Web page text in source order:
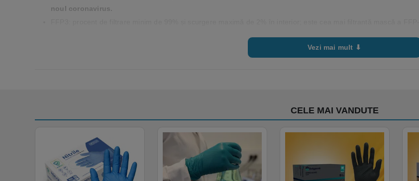
noul coronavirus.
vamali, factorilor postali sau alte categorii de personal care intră in contact cu persoane cu potential de infectare.
Purtati masca chirurgicala o singura data, pentru maxim 4 ore, dupa care o aruncati
Recomandam ca mastile nefolosite sa fie pastrate in ambalajul original, in spatii uscate si ferite de razele soarelui
Vezi mai mult ⬇
CELE MAI VANDUTE